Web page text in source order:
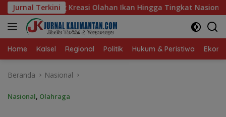
Langsung
ke
konten
Jurnal Terkini
Hingga Tingkat Nasional Pada Lomba Masak Serba Ikan
Home Kalsel Regional Politik Hukum & Peristiwa
Beranda Nasional
Nasional, Olahraga